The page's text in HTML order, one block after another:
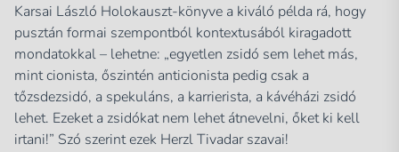
Karsai László Holokauszt-könyve a kiváló példa rá, hogy
pusztán formai szempontból kontextusából kiragadott
mondatokkal – lehetne: „egyetlen zsidó sem lehet más,
mint cionista, őszintén anticionista pedig csak a
tőzsdezsidó, a spekuláns, a karrierista, a kávéházi zsidó
lehet. Ezeket a zsidókat nem lehet átnevelni, őket ki kell
irtani!” Szó szerint ezek Herzl Tivadar szavai!